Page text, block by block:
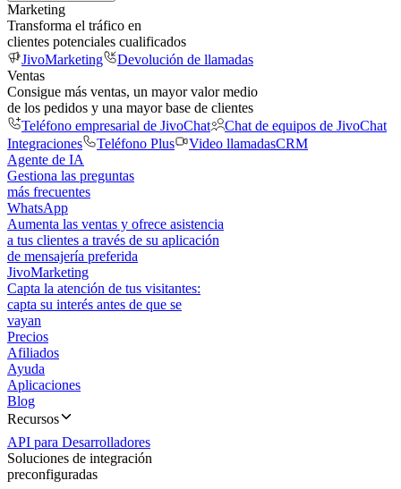
Marketing
Transforma el tráfico en
clientes potenciales cualificados
JivoMarketing
Devolución de llamadas
Ventas
Consigue más ventas, un mayor valor medio
de los pedidos y una mayor base de clientes
Teléfono empresarial de JivoChat
Chat de equipos de JivoChat
Integraciones
Teléfono Plus Video llamadasCRM
Agente de IA
Gestiona las preguntas
más frecuentes
WhatsApp
Aumenta las ventas y ofrece asistencia
a tus clientes a través de su aplicación
de mensajería preferida
JivoMarketing
Capta la atención de tus visitantes:
capta su interés antes de que se
vayan
Precios
Afiliados
Ayuda
Aplicaciones
Blog
Recursos
API para Desarrolladores
Soluciones de integración
preconfiguradas